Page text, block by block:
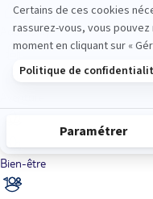
Adult only
Bien-être